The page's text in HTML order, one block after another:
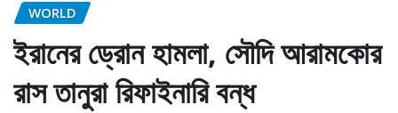
WORLD
ইরানের ড্রোন হামলা, সৌদি আরামকোর
রাস তানুরা রিফাইনারি বন্ধ